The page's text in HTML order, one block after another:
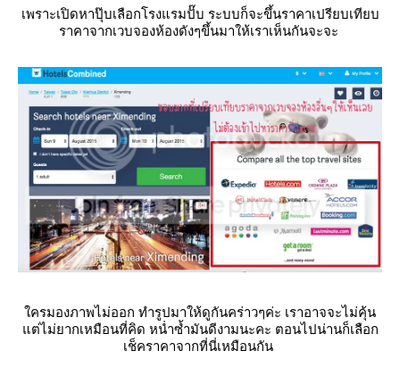
เพราะเปิดหาปุ๊บเลือกโรงแรมปั๊บ ระบบก็จะขึ้นราคาเปรียบเทียบ
ราคาจากเวบจองห้องดังๆขึ้นมาให้เราเห็นกันจะจะ
ครมองภาพไม่ออก ทำรูปมาให้ดูกันคร่าวๆค่ะ เราอาจจะไม่คุ้น
ต่ไม่ยากเหมือนที่คิด หน่ำซ้ำมันดีงามนะคะ ตอนไปน่านก็เลือก
เช็คราคาจากที่นี่เหมือนกัน